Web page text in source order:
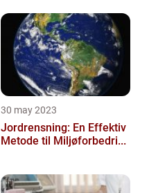
30 may 2023
Jordrensning: En Effektiv
Metode til Miljøforbedri...